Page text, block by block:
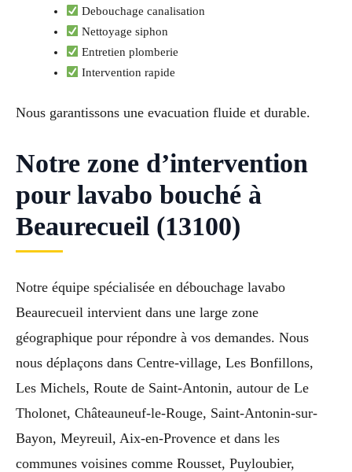
Debouchage canalisation
Nettoyage siphon
Entretien plomberie
Intervention rapide
Nous garantissons une evacuation fluide et durable.
Notre zone d’intervention
pour lavabo bouché à
Beaurecueil (13100)
Notre équipe spécialisée en débouchage lavabo
Beaurecueil intervient dans une large zone
géographique pour répondre à vos demandes. Nous
nous déplaçons dans Centre-village, Les Bonfillons,
Les Michels, Route de Saint-Antonin, autour de Le
Tholonet, Châteauneuf-le-Rouge, Saint-Antonin-sur-
Bayon, Meyreuil, Aix-en-Provence et dans les
communes voisines comme Rousset, Puyloubier,